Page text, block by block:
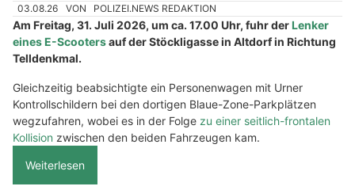
03.08.26 VON POLIZEI.NEWS REDAKTION
Am Freitag, 31. Juli 2026, um ca. 17.00 Uhr, fuhr derLenker
eines E-Scootersauf der Stöckligasse in Altdorf in Richtung
Telldenkmal.
Gleichzeitig beabsichtigte ein Personenwagen mit Urner
Kontrollschildern bei den dortigen Blaue-Zone-Parkplätzen
wegzufahren, wobei es in der Folge zu einer seitlich-frontalen
Kollision zwischen den beiden Fahrzeugen kam.
Weiterlesen